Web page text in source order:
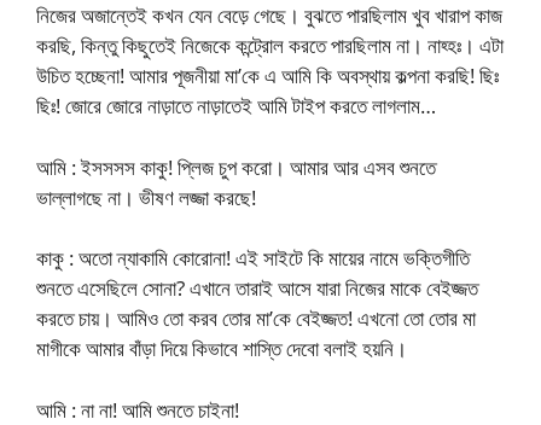
নিজের অজান্তেই কখন যেন বেড়ে গেছে। বুঝতে পারছিলাম খুব খারাপ কাজ
করছি, কিন্তু কিছুতেই নিজেকে কন্ট্রোল করতে পারছিলাম না। নাহ্হঃ। এটা
উচিত হচ্ছেনা! আমার পূজনীয়া মা’কে এ আমি কি অবস্থায় কল্পনা করছি! ছিঃ
ছিঃ! জোরে জোরে নাড়াতে নাড়াতেই আমি টাইপ করতে লাগলাম…
আমি : ইসসসস কাকু! প্লিজ চুপ করো। আমার আর এসব শুনতে
ভাল্লাগছে না। ভীষণ লজ্জা করছে!
কাকু : অতো ন্যাকামি কোরোনা! এই সাইটে কি মায়ের নামে ভক্তিগীতি
শুনতে এসেছিলে সোনা? এখানে তারাই আসে যারা নিজের মাকে বেইজ্জত
করতে চায়। আমিও তো করব তোর মা’কে বেইজ্জত! এখনো তো তোর মা
মাগীকে আমার বাঁড়া দিয়ে কিভাবে শাস্তি দেবো বলাই হয়নি।
আমি : না না! আমি শুনতে চাইনা!